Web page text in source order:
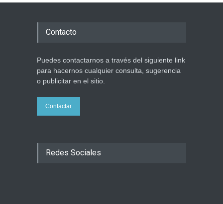
Israel y Medio Oriente,Tema del
bajas"; la MDA insta al
Ciencia y Salud
5 agosto 2026
Contacto
Puedes contactarnos a través del siguiente link
para hacernos cualquier consulta, sugerencia
o publicitar en el sitio.
Contactar
Redes Sociales